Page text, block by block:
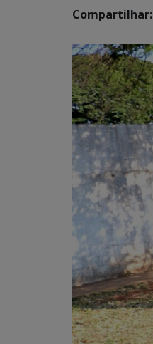
Compartilhar: